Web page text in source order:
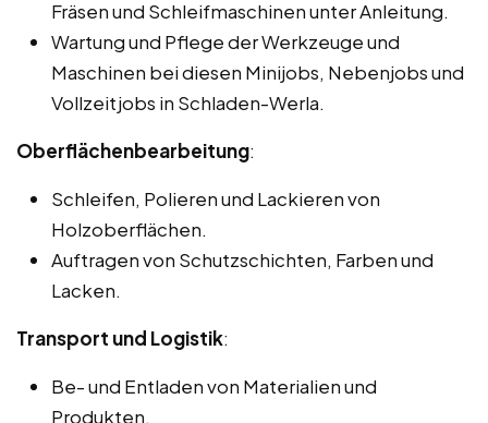
Fräsen und Schleifmaschinen unter Anleitung.
Wartung und Pflege der Werkzeuge und
Maschinen bei diesen Minijobs, Nebenjobs und
Vollzeitjobs in Schladen-Werla.
Oberflächenbearbeitung:
Schleifen, Polieren und Lackieren von
Holzoberflächen.
Auftragen von Schutzschichten, Farben und
Lacken.
Transport und Logistik:
Be- und Entladen von Materialien und
Produkten.